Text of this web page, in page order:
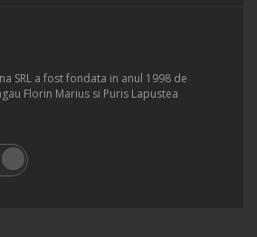
SRL a fost fondata in anul 1998 de
Florin Marius si Puris Lapustea